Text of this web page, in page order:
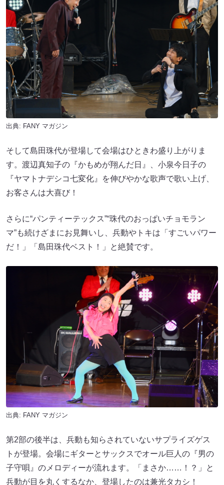
出典: FANY マガジン
そして島田珠代が登場して会場はひときわ盛り上がりま
す。渡辺真知子の『かもめが翔んだ日』、小泉今日子の
『ヤマトナデシコ七変化』を伸びやかな歌声で歌い上げ、
お客さんは大喜び！
さらに“パンティーテックス”“珠代のおっぱいチョモラン
マ”も続けざまにお見舞いし、兵動やトキは「すごいパワー
だ！」「島田珠代ベスト！」と絶賛です。
出典: FANY マガジン
第2部の後半は、兵動も知らされていないサプライズゲス
トが登場。会場にギターとサックスでオール巨人の『男の
子守唄』のメロディーが流れます。「まさか……！？」と
兵動が目を丸くするなか、登場したのは兼光タカシ！